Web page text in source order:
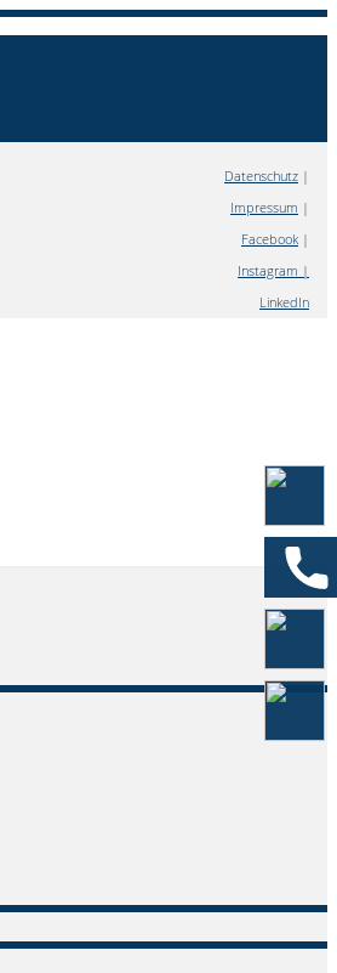
Datenschutz |
Impressum |
Facebook |
Instagram |
LinkedIn